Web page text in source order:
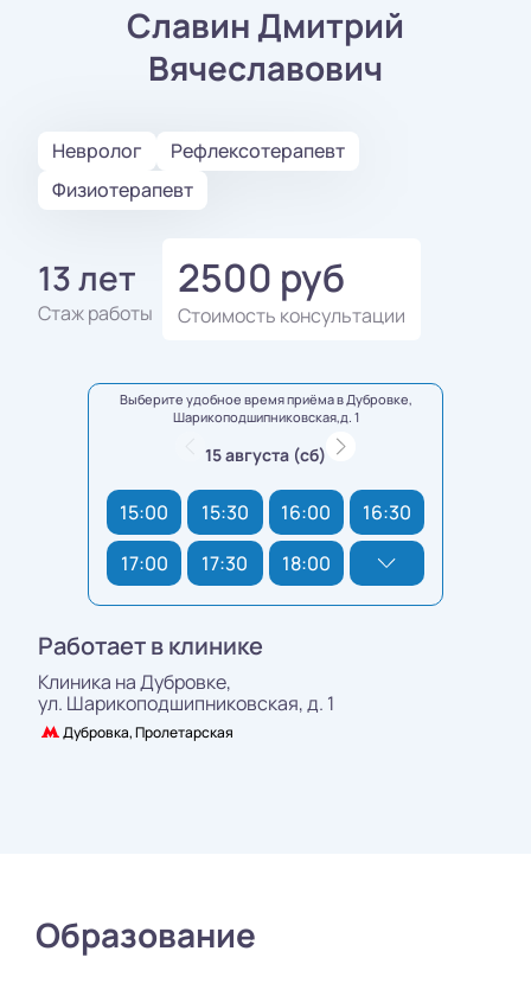
Славин Дмитрий
Вячеславович
Невролог
Рефлексотерапевт
Физиотерапевт
13 лет
Стаж работы
2500 руб
Стоимость консультации
Выберите удобное время приёма в Дубровке,
Шарикоподшипниковская,д. 1
15 августа (сб)
15:00 15:30 16:00
16:30
17:00
17:30 18:00
Работает в клинике
Клиника на Дубровке,
ул. Шарикоподшипниковская, д. 1
Дубровка, Пролетарская
Образование